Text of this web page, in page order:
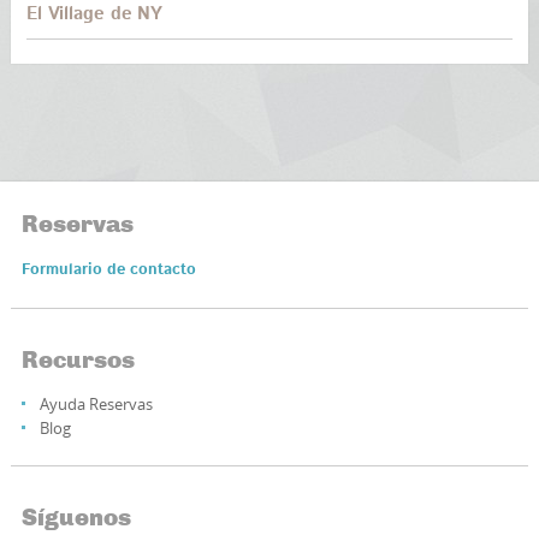
El Village de NY
Reservas
Formulario de contacto
Recursos
Ayuda Reservas
Blog
Síguenos